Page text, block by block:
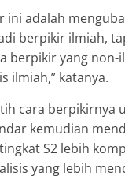
ini adalah
berpikir ilmiah,
berpikir yang
ilmiah,” katanya.
cara berpikirnya
kemudian
S2 lebih
yang lebih